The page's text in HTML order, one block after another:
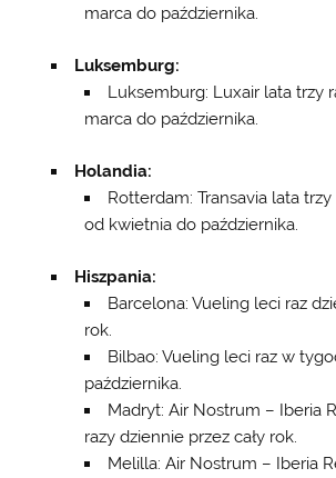
marca do października.
Luksemburg:
Luksemburg: Luxair lata trzy
marca do października.
Holandia:
Rotterdam: Transavia lata
od kwietnia do października.
Hiszpania:
Barcelona: Vueling leci raz
rok.
Bilbao: Vueling leci raz w
października.
Madryt: Air Nostrum – Iberia
razy dziennie przez cały rok.
Melilla: Air Nostrum – Iberia